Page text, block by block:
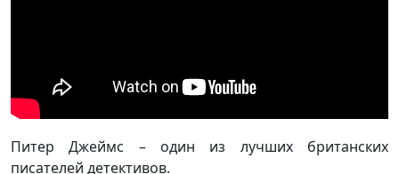
Питер Джеймс – один из лучших британских
писателей детективов.